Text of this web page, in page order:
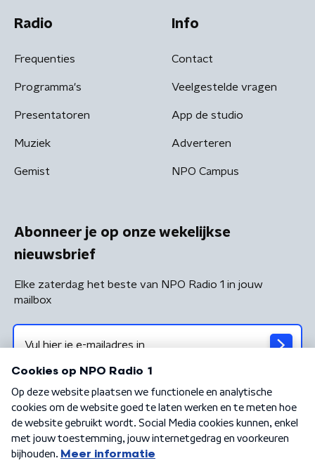
Radio
Frequenties
Programma's
Presentatoren
Muziek
Gemist
Info
Contact
Veelgestelde vragen
App de studio
Adverteren
NPO Campus
Abonneer je op onze wekelijkse
nieuwsbrief
Elke zaterdag het beste van NPO Radio 1 in jouw
mailbox
Algemene voorwaarden